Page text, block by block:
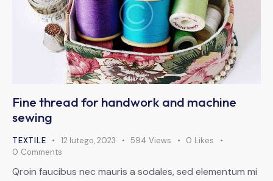
Fine thread for handwork and machine
sewing
TEXTILE 12 lutego, 2023 594 Views 0 Likes
0 Comments
Qroin faucibus nec mauris a sodales, sed elementum mi